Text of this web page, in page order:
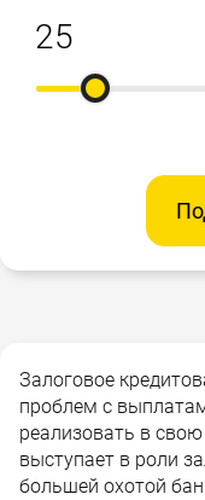
Залоговое
проблем с
реализовать в
выступает в роли
большей охотой